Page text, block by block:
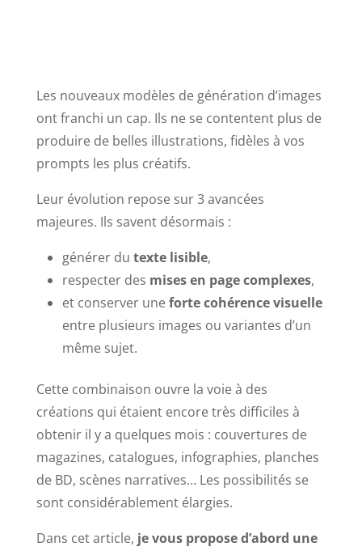
Les nouveaux modèles de génération d’images
ont franchi un cap. Ils ne se contentent plus de
produire de belles illustrations, fidèles à vos
prompts les plus créatifs.
Leur évolution repose sur 3 avancées
majeures. Ils savent désormais :
générer du texte lisible,
respecter des mises en page complexes,
et conserver uneforte cohérence visuelle
entre plusieurs images ou variantes d’un
même sujet.
Cette combinaison ouvre la voie à des
créations qui étaient encore très difficiles à
obtenir il y a quelques mois : couvertures de
magazines, catalogues, infographies, planches
de BD, scènes narratives… Les possibilités se
sont considérablement élargies.
Dans cet article, je vous propose d’abord une